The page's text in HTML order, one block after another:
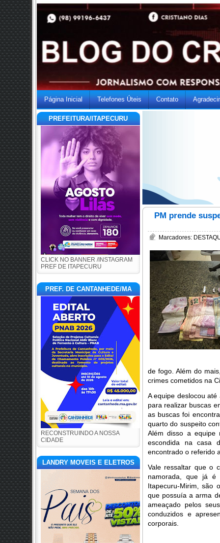
Página Inicial Telefones Úteis Contato
PREFEITURA/ITAPECURU
CLICK NO BANNER /INSTAGRAM
PREF DE ITAPECURU
PREF. DE CANTANHEDE/MA
RECONSTRUINDO A NOSSA
CIDADE
LANDRY MOVEIS E ELETROS
PM prende
Marcadores:
de fogo. Além do
crimes cometidos na
A equipe deslocou
para realizar buscas
as buscas foi
quarto do suspeito
Além disso a equipe
escondida na casa
encontrado o referido
Vale ressaltar que o
namorada, que já é
Itapecuru-Mirim, são
que possuía a arma
ameaçado pelos
conduzidos e
corporais.